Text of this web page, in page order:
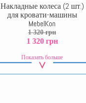
Накладные колеса (2 шт.)
для кровати-машины
MebelKon
1 320 грн
1 320 грн
Показать больше